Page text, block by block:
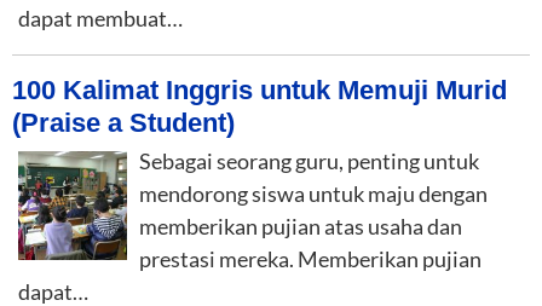
dapat membuat…
100 Kalimat Inggris untuk Memuji Murid
(Praise a Student)
Sebagai seorang guru, penting untuk
mendorong siswa untuk maju dengan
memberikan pujian atas usaha dan
prestasi mereka. Memberikan pujian
dapat…